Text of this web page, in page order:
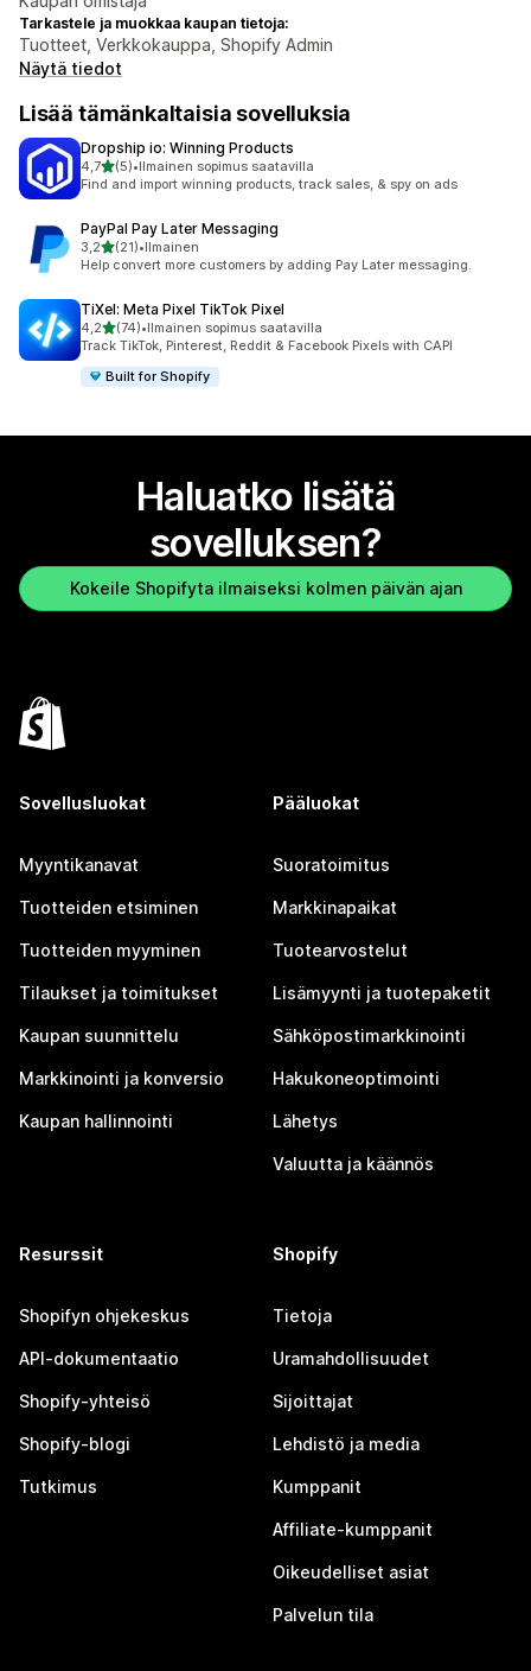
Tarkastele ja muokkaa kaupan tietoja:
Tuotteet, Verkkokauppa, Shopify Admin
Näytä tiedot
Lisää tämänkaltaisia sovelluksia
Dropship io: Winning Products
4,7/ 5 tähteä
(5)
5 arvostelua yhteensä
•Ilmainen sopimus saatavilla
Find and import winning products, track sales, & spy on ads
PayPal Pay Later Messaging
3,2/ 5 tähteä
(21)
21 arvostelua yhteensä
•Ilmainen
Help convert more customers by adding Pay Later messaging.
TiXel: Meta Pixel TikTok Pixel
4,2/ 5 tähteä
(74)
74 arvostelua yhteensä
•Ilmainen sopimus saatavilla
Track TikTok, Pinterest, Reddit & Facebook Pixels with CAPI
Built for Shopify
Haluatko lisätä
sovelluksen?
Kokeile Shopifyta ilmaiseksi kolmen päivän ajan
Sovellusluokat
Myyntikanavat
Tuotteiden etsiminen
Tuotteiden myyminen
Tilaukset ja toimitukset
Kaupan suunnittelu
Markkinointi ja konversio
Kaupan hallinnointi
Pääluokat
Suoratoimitus
Markkinapaikat
Tuotearvostelut
Lisämyynti ja tuotepaketit
Sähköpostimarkkinointi
Hakukoneoptimointi
Lähetys
Valuutta ja käännös
Resurssit
Shopifyn ohjekeskus
API-dokumentaatio
Shopify-yhteisö
Shopify-blogi
Tutkimus
Shopify
Tietoja
Uramahdollisuudet
Sijoittajat
Lehdistö ja media
Kumppanit
Affiliate-kumppanit
Oikeudelliset asiat
Palvelun tila